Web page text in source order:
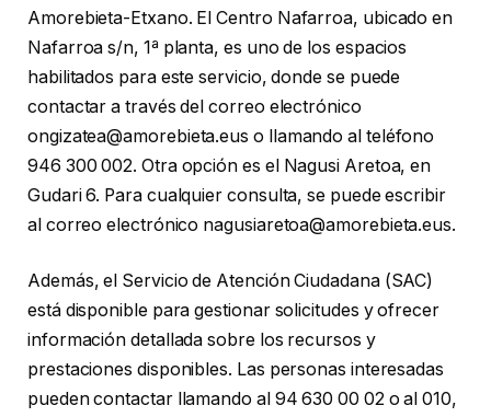
Amorebieta-Etxano. El Centro Nafarroa, ubicado en
Nafarroa s/n, 1ª planta, es uno de los espacios
habilitados para este servicio, donde se puede
contactar a través del correo electrónico
ongizatea@amorebieta.eus o llamando al teléfono
946 300 002. Otra opción es el Nagusi Aretoa, en
Gudari 6. Para cualquier consulta, se puede escribir
al correo electrónico nagusiaretoa@amorebieta.eus.
Además, el Servicio de Atención Ciudadana (SAC)
está disponible para gestionar solicitudes y ofrecer
información detallada sobre los recursos y
prestaciones disponibles. Las personas interesadas
pueden contactar llamando al 94 630 00 02 o al 010,